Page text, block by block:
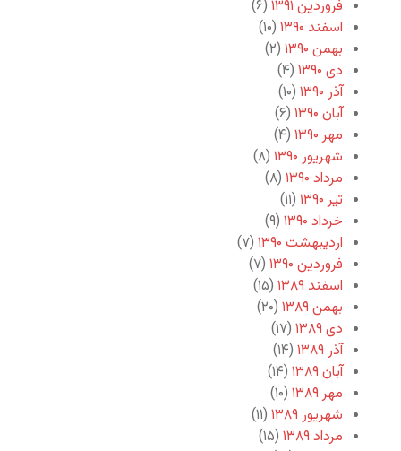
فروردین ۱۳۹۱
(۶)
اسفند ۱۳۹۰
(۱۰)
بهمن ۱۳۹۰
(۲)
دی ۱۳۹۰
(۴)
آذر ۱۳۹۰
(۱۰)
آبان ۱۳۹۰
(۶)
مهر ۱۳۹۰
(۴)
شهریور ۱۳۹۰
(۸)
مرداد ۱۳۹۰
(۸)
تیر ۱۳۹۰
(۱۱)
خرداد ۱۳۹۰
(۹)
اردیبهشت ۱۳۹۰
(۷)
فروردین ۱۳۹۰
(۷)
اسفند ۱۳۸۹
(۱۵)
بهمن ۱۳۸۹
(۲۰)
دی ۱۳۸۹
(۱۷)
آذر ۱۳۸۹
(۱۴)
آبان ۱۳۸۹
(۱۴)
مهر ۱۳۸۹
(۱۰)
شهریور ۱۳۸۹
(۱۱)
مرداد ۱۳۸۹
(۱۵)